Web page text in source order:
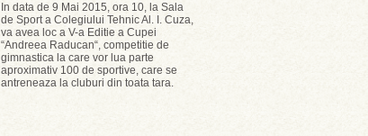
In data de 9 Mai 2015, ora 10, la Sala
de Sport a Colegiului Tehnic Al. I. Cuza,
va avea loc a V-a Editie a Cupei
“Andreea Raducan“, competitie de
gimnastica la care vor lua parte
aproximativ 100 de sportive, care se
antreneaza la cluburi din toata tara.